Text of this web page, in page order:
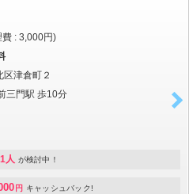
費 : 3,000円)
区津倉町２
三門駅 歩10分
1人 が検討中！
円 キャッシュバック!